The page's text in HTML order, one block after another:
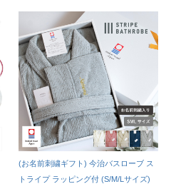
(お名前刺繍ギフト) 今治バスローブ ス
トライプ ラッピング付 (S/M/Lサイズ)